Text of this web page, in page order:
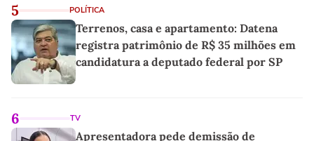
5 POLÍTICA
Terrenos, casa e apartamento: Datena
registra patrimônio de R$ 35 milhões em
candidatura a deputado federal por SP
6 TV
Apresentadora pede demissão de